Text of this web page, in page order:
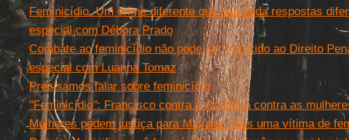
Feminicídio. Um crime diferente que demanda respostas
especial com Débora Prado
Combate ao feminicídio não pode ser reduzido ao Direito
especial com Luanna Tomaz
Precisamos falar sobre feminicídio
''Feminicídio'': Francisco contra a violência contra as
Mulheres pedem justiça para Mayara, mais uma vítima de